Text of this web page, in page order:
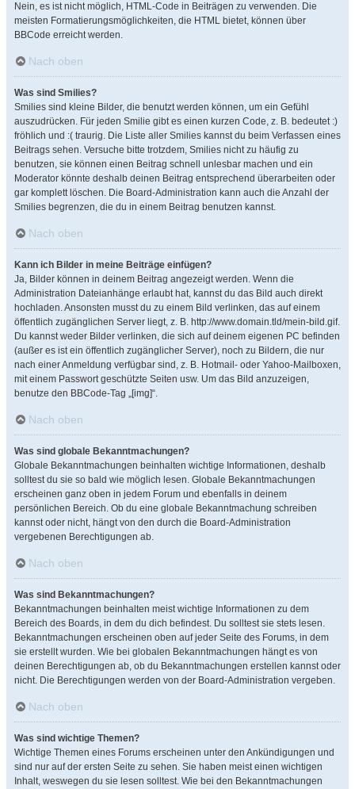
Nein, es ist nicht möglich, HTML-Code in Beiträgen zu verwenden. Die
meisten Formatierungsmöglichkeiten, die HTML bietet, können über
BBCode erreicht werden.
Nach oben
Was sind Smilies?
Smilies sind kleine Bilder, die benutzt werden können, um ein Gefühl
auszudrücken. Für jeden Smilie gibt es einen kurzen Code, z. B. bedeutet :)
fröhlich und :( traurig. Die Liste aller Smilies kannst du beim Verfassen eines
Beitrags sehen. Versuche bitte trotzdem, Smilies nicht zu häufig zu
benutzen, sie können einen Beitrag schnell unlesbar machen und ein
Moderator könnte deshalb deinen Beitrag entsprechend überarbeiten oder
gar komplett löschen. Die Board-Administration kann auch die Anzahl der
Smilies begrenzen, die du in einem Beitrag benutzen kannst.
Nach oben
Kann ich Bilder in meine Beiträge einfügen?
Ja, Bilder können in deinem Beitrag angezeigt werden. Wenn die
Administration Dateianhänge erlaubt hat, kannst du das Bild auch direkt
hochladen. Ansonsten musst du zu einem Bild verlinken, das auf einem
öffentlich zugänglichen Server liegt, z. B. http://www.domain.tld/mein-bild.gif.
Du kannst weder Bilder verlinken, die sich auf deinem eigenen PC befinden
(außer es ist ein öffentlich zugänglicher Server), noch zu Bildern, die nur
nach einer Anmeldung verfügbar sind, z. B. Hotmail- oder Yahoo-Mailboxen,
mit einem Passwort geschützte Seiten usw. Um das Bild anzuzeigen,
benutze den BBCode-Tag „[img]“.
Nach oben
Was sind globale Bekanntmachungen?
Globale Bekanntmachungen beinhalten wichtige Informationen, deshalb
solltest du sie so bald wie möglich lesen. Globale Bekanntmachungen
erscheinen ganz oben in jedem Forum und ebenfalls in deinem
persönlichen Bereich. Ob du eine globale Bekanntmachung schreiben
kannst oder nicht, hängt von den durch die Board-Administration
vergebenen Berechtigungen ab.
Nach oben
Was sind Bekanntmachungen?
Bekanntmachungen beinhalten meist wichtige Informationen zu dem
Bereich des Boards, in dem du dich befindest. Du solltest sie stets lesen.
Bekanntmachungen erscheinen oben auf jeder Seite des Forums, in dem
sie erstellt wurden. Wie bei globalen Bekanntmachungen hängt es von
deinen Berechtigungen ab, ob du Bekanntmachungen erstellen kannst oder
nicht. Die Berechtigungen werden von der Board-Administration vergeben.
Nach oben
Was sind wichtige Themen?
Wichtige Themen eines Forums erscheinen unter den Ankündigungen und
sind nur auf der ersten Seite zu sehen. Sie haben meist einen wichtigen
Inhalt, weswegen du sie lesen solltest. Wie bei den Bekanntmachungen